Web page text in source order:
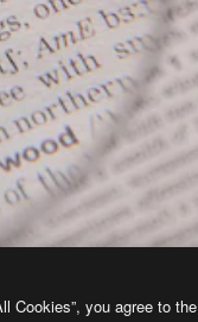
Cookies”, you agree to